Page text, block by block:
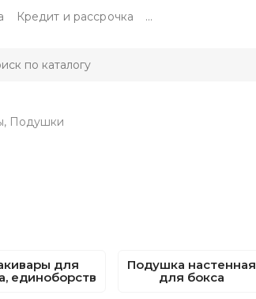
Кредит и рассрочка ...
Подушки
для
единоборств
Подушка настенная
для бокса